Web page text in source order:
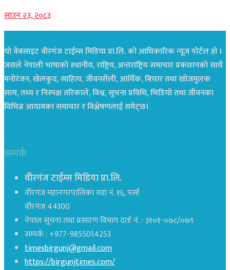
साउन २३, २०८३
यो वेबसाइट वीरगंज टाईम्स मिडिया प्रा.लि. को आधिकारिक न्यूज पोर्टल हो ।
जसले नेपाली भाषाको स्थानीय, राष्ट्रिय, अन्तराष्ट्रिय समाचार प्रकाशनको साथै
मनोरंजन, खेलकुद, साहित्य, जीवनशैली, आर्थिक, बिचार तथा खोजमुलक
सत्य, तथ्य र निस्पक्ष तरिकाले, विश्व, सुचना प्रविधि, भिडियो तथा जीवनका
विभिन्न आयामका समाचार र विश्लेषणलाई समेट्छ।
सम्पर्क
वीरगंज टाईम्स मिडिया प्रा.लि.
वीरगंज महानगरपालिका वडा नं. १६, पर्सा
वीरगंज 44300
नेपाल सूचना तथा प्रसारण विभाग दर्ता नं. : ३१०१-०७८/०७९
सम्पर्क : +977-9855014253
timesbirgunj@gmail.com
https://birgunjtimes.com/